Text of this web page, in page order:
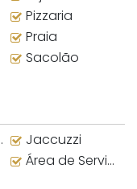
Pizzaria
Praia
Sacolão
Jaccuzzi
Área de Serviço